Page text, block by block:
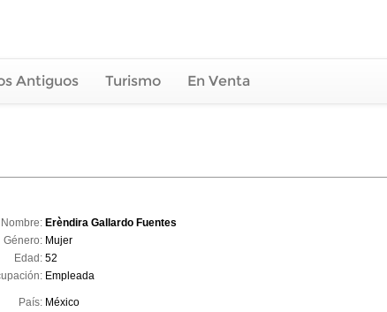
Antiguos Turismo En Venta
Nombre: Erèndira Gallardo Fuentes
Género: Mujer
Edad: 52
Empleada
País: México